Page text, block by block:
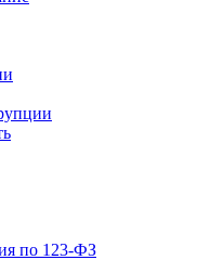
по 123-ФЗ